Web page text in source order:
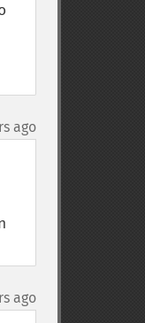
ago
ago